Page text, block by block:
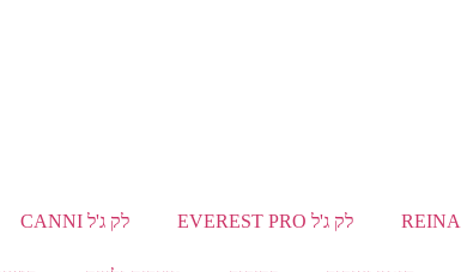
לק ג'ל EVEREST PRO לק ג'ל CANNI